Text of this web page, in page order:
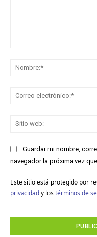
Guardar mi nombre,
navegador la próxima vez
Este sitio está protegido por
privacidady los términos de